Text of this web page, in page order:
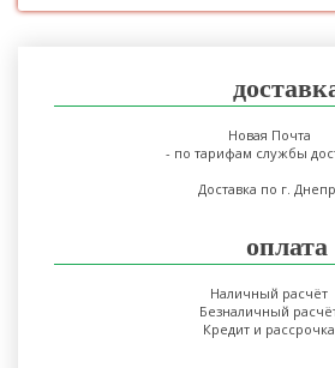
Новая Почта
- по тарифам службы
Доставка по г.
оплата
Наличный расчёт
Безналичный
Кредит и рассрочка